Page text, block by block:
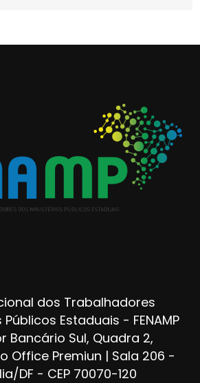
dos Trabalhadores
Estaduais - FENAMP
Bancário Sul, Quadra 2,
Office Premiun | Sala 206 -
DF - CEP 70070-120